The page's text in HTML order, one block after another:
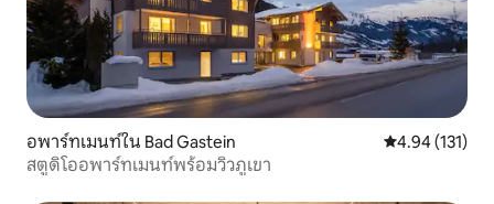
อพาร์ทเมนท์ใน Bad Gastein คะแนนเฉลี่ย
4.94 (131)
สตูดิโออพาร์ทเมนท์พร้อมวิวภูเขา